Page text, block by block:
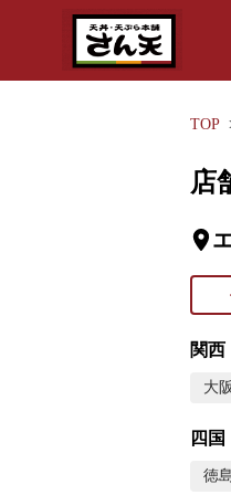
TOP
店
関西
大
四国
徳